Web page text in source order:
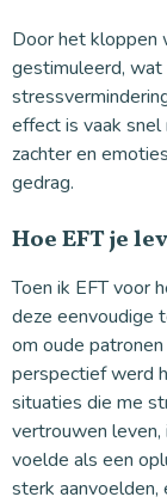
Door het kloppen
gestimuleerd, wat
effect is vaak snel
zachter en
gedrag.
Hoe EFT je
Toen ik EFT voor
deze eenvoudige
om oude
perspectief werd
situaties die me
vertrouwen leven,
voelde als een
sterk